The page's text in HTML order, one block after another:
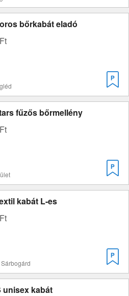
bőrkabát eladó
fűzős bőrmellény
kabát L-es
Sárbogárd
unisex kabát